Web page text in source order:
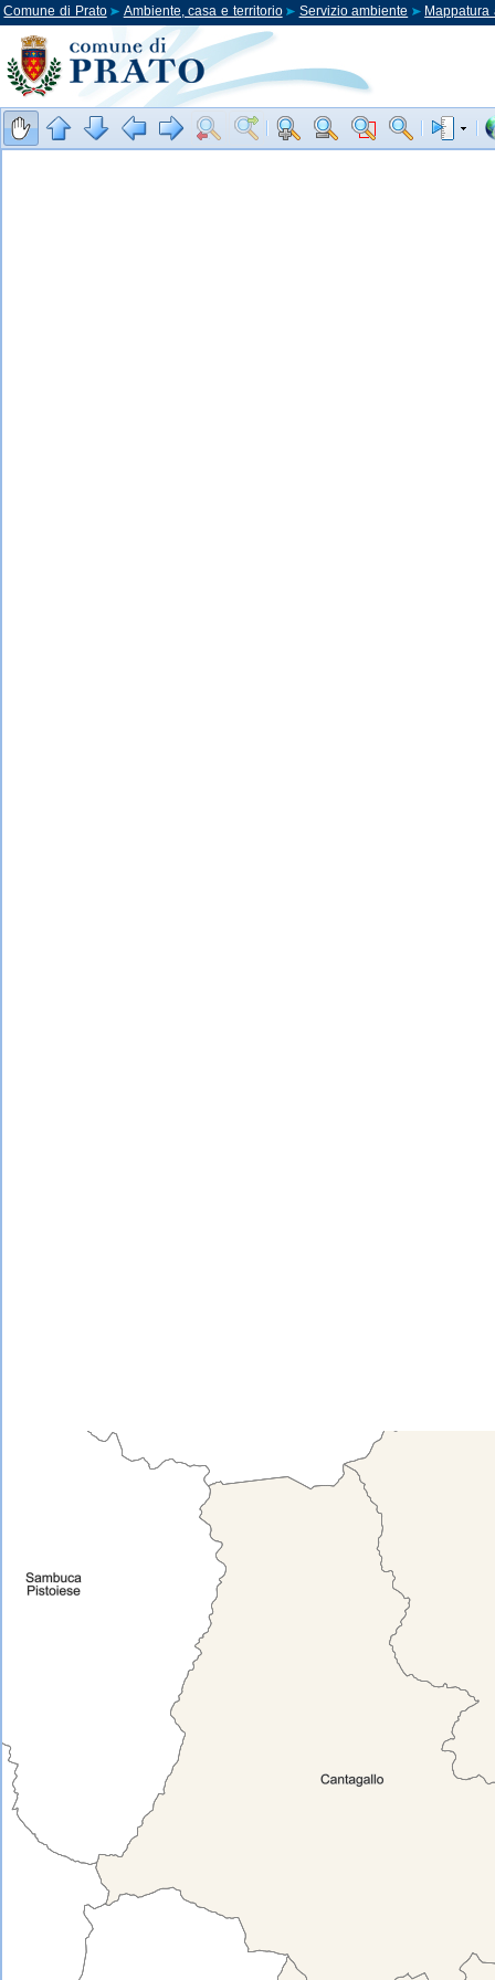
Comune di Prato Ambiente, casa e territorio Servizio ambiente Mappatura